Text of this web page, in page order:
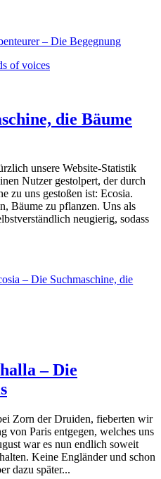
– Die Begegnung
die Bäume
unsere Website-Statistik
Nutzer gestolpert, der durch
zu uns gestoßen ist: Ecosia.
Bäume zu pflanzen. Uns als
neugierig, sodass
– Die Suchmaschine, die
– Die
Zorn der Druiden, fieberten wir
von Paris entgegen, welches uns
war es nun endlich soweit
Keine Engländer und schon
dazu später...